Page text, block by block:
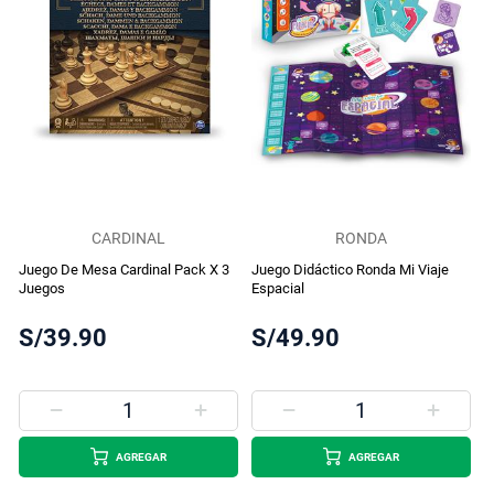
CARDINAL
Juego De Mesa Cardinal Pack X 3
Juegos
S/39.90
AGREGAR
RONDA
Juego Didáctico Ronda Mi Viaje
Espacial
S/49.90
AGREGAR